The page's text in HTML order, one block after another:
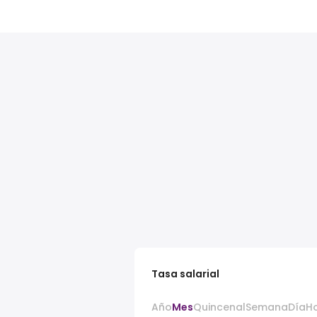
Tasa salarial
AñoMesQuincenalSemanaDía